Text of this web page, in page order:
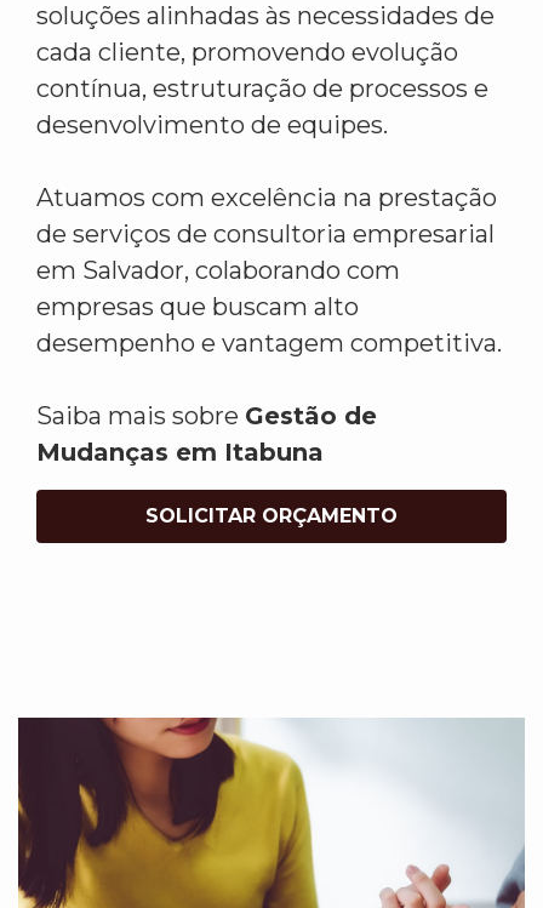
soluções alinhadas às necessidades de
cada cliente, promovendo evolução
contínua, estruturação de processos e
desenvolvimento de equipes.
Atuamos com excelência na prestação
de serviços de consultoria empresarial
em Salvador, colaborando com
empresas que buscam alto
desempenho e vantagem competitiva.
Saiba mais sobre Gestão de
Mudanças em Itabuna
SOLICITAR ORÇAMENTO